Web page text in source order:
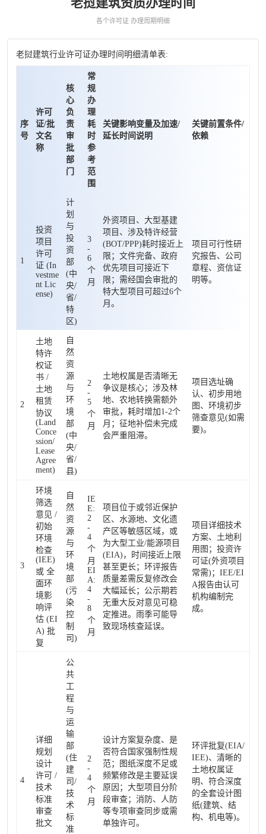
各个许可证 办理周期明细
老挝建筑行业许可证办理时间明细清单表:
序
号
许可
证/批
文名
称
核
心
负
责
审
批
部
门
常
规
办
理
耗
时
参
考
范
围
关键影响变量及加速/
延长时间说明
关键前置条件/
依赖
1
投资
项目
许可
证 (In
vestme
nt Lic
ense)
计
划
与
投
资
部
(中
央/
省/
特
区)
3
-
6
个
月
外资项目、大型基建
项目、涉及特许经营
(BOT/PPP)耗时接近上
限；文件完备、政府
优先项目可接近下
限；需经国会审批的
特大型项目可超过6个
月。
项目可行性研
究报告、公司
章程、资信证
明等。
2
土地
特许
权证
书 /
土地
租赁
协议
(Land
Conce
ssion/
Lease
Agree
ment)
自
然
资
源
与
环
境
部
(中
央/
省/
县)
2
-
5
个
月
土地权属是否清晰无
争议是核心；涉及林
地、农地转换需额外
审批，耗时增加1-2个
月；征地补偿未完成
会严重阻滞。
项目选址确
认、初步用地
图、环境初步
筛查意见(如需
要)。
3
环境
筛选
意见 /
初始
环境
检查
(IEE)
或 全
面环
境影
响评
估 (EI
A) 批
复
自
然
资
源
与
环
境
部
(污
染
控
制
司)
IE
E:
2
-
4
个
月
EI
A:
4
-
8
个
月
项目位于或邻近保护
区、水源地、文化遗
产区等敏感区域，或
为大型工业/能源项目
(EIA)，时间接近上限
甚至更长；环评报告
质量差需反复修改会
大幅延长；公示期若
无重大反对意见可稳
定推进。雨季可能导
致现场核查延误。
项目详细技术
方案、土地利
用图；投资许
可证(外资项目
常需)；IEE/EI
A报告由认可
机构编制完
成。
4
详细
规划
设计
许可 /
技术
标准
审查
批文
公
共
工
程
与
运
输
部
(住
建
司/
技
术
标
准
2
-
4
个
月
设计方案复杂度、是
否符合国家强制性规
范；图纸深度不足或
频繁修改是主要延误
原因；大型项目分阶
段审查；消防、人防
等专项审查同步或需
单独许可。
环评批复(EIA/
IEE)、清晰的
土地权属证
明、符合深度
的全套设计图
纸(建筑、结
构、机电等)。